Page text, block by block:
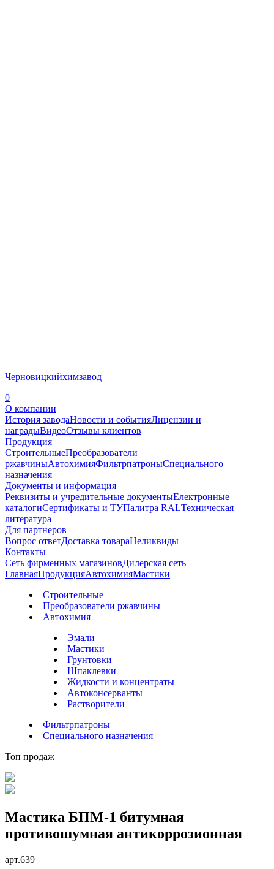
Черновицкийхимзавод
0
О компании
История заводаНовости и событияЛицензии и
наградыВидеоОтзывы клиентов
Продукция
СтроительныеПреобразователи
ржавчиныАвтохимияФильтрпатроныСпециального
назначения
Документы и информация
Реквизиты и учредительные документыЕлектронные
каталогиСертификаты и ТУПалитра RALТехническая
литература
Для партнеров
Вопрос ответДоставка товараНеликвиды
Контакты
Сеть фирменных магазиновДилерская сеть
ГлавнаяПродукцияАвтохимияМастики
Строительные
Преобразователи ржавчины
Автохимия
Эмали
Мастики
Грунтовки
Шпаклевки
Жидкости и концентраты
Автоконсерванты
Растворители
Фильтрпатроны
Специального назначения
Топ продаж
Мастика БПМ-1 битумная
противошумная антикоррозионная
арт.639